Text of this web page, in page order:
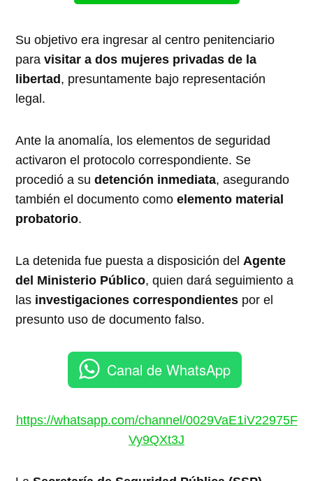
Su objetivo era ingresar al centro penitenciario
paravisitar a dos mujeres privadas de la
libertad , presuntamente bajo representación
legal.
Ante la anomalía, los elementos de seguridad
activaron el protocolo correspondiente. Se
procedió a sudetención inmediata, asegurando
también el documento comoelemento material
probatorio.
La detenida fue puesta a disposición delAgente
del Ministerio Público, quien dará seguimiento a
las investigaciones correspondientes por el
presunto uso de documento falso.
Canal de WhatsApp
https://whatsapp.com/channel/0029VaE1iV22975F
Vy9QXt3J